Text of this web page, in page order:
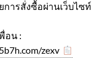
การสั่งซื้อผ่านเว็บไซท์
อน :
zexv